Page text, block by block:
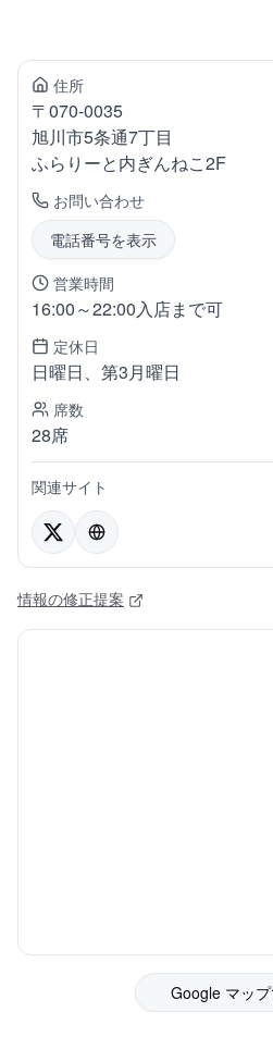
住所
〒070-0035
旭川市5条通7丁目
ふらりーと内ぎんねこ2F
お問い合わせ
電話番号を表示
営業時間
16:00～22:00入店まで可
定休日
日曜日、第3月曜日
席数
28席
関連サイト
情報の修正提案
Google マッ